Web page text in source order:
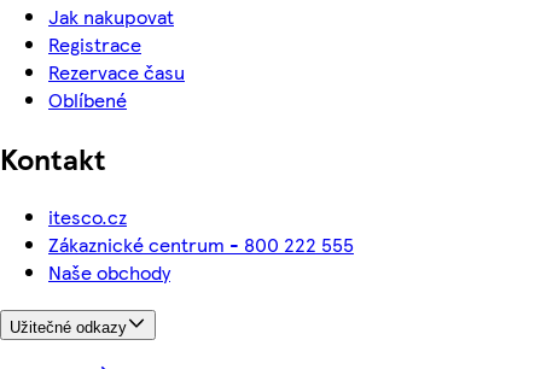
Jak nakupovat
Registrace
Rezervace času
Oblíbené
Kontakt
itesco.cz
Zákaznické centrum - 800 222 555
Naše obchody
Užitečné odkazy